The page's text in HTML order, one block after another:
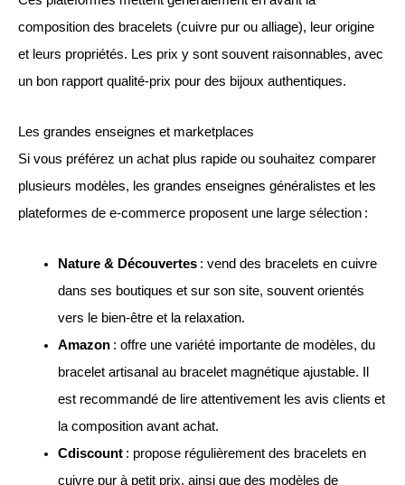
composition des bracelets (cuivre pur ou alliage), leur origine
et leurs propriétés. Les prix y sont souvent raisonnables, avec
un bon rapport qualité-prix pour des bijoux authentiques.
Les grandes enseignes et marketplaces
Si vous préférez un achat plus rapide ou souhaitez comparer
plusieurs modèles, les grandes enseignes généralistes et les
plateformes de e-commerce proposent une large sélection :
Nature & Découvertes: vend des bracelets en cuivre
dans ses boutiques et sur son site, souvent orientés
vers le bien-être et la relaxation.
Amazon: offre une variété importante de modèles, du
bracelet artisanal au bracelet magnétique ajustable. Il
est recommandé de lire attentivement les avis clients et
la composition avant achat.
Cdiscount: propose régulièrement des bracelets en
cuivre pur à petit prix, ainsi que des modèles de